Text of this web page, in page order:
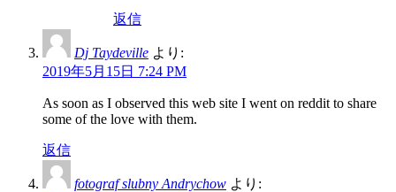
返信
Dj Taydeville より:
2019年5月15日 7:24 PM
As soon as I observed this web site I went on reddit to share
some of the love with them.
返信
fotograf slubny Andrychow より: